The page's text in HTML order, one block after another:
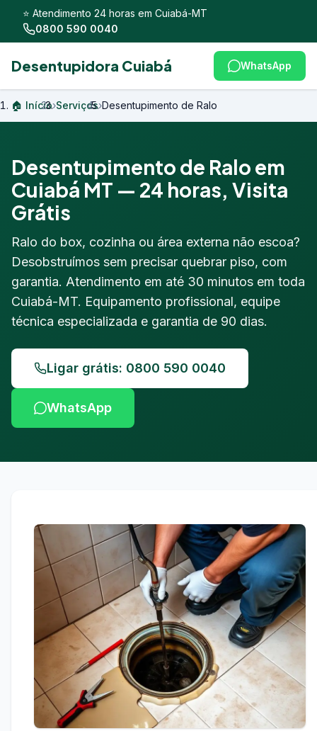
⭐ Atendimento 24 horas em Cuiabá-MT
0800 590 0040
Desentupidora Cuiabá WhatsApp
🏠 Início›Serviços›Desentupimento de Ralo
Desentupimento de Ralo em
Cuiabá MT — 24 horas, Visita
Grátis
Ralo do box, cozinha ou área externa não escoa?
Desobstruímos sem precisar quebrar piso, com
garantia. Atendimento em até 30 minutos em toda
Cuiabá-MT. Equipamento profissional, equipe
técnica especializada e garantia de 90 dias.
Ligar grátis: 0800 590 0040
WhatsApp